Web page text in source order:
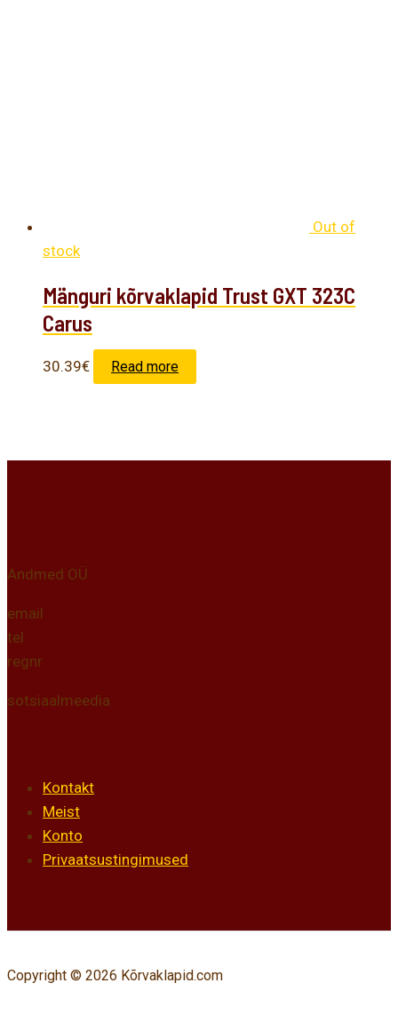
Out of
stock
Mänguri kõrvaklapid Trust GXT 323C
Carus
30.39€ Read more
Andmed OÜ
email
tel
regnr
sotsiaalmeedia
Kontakt
Meist
Konto
Privaatsustingimused
Copyright © 2026 Kõrvaklapid.com